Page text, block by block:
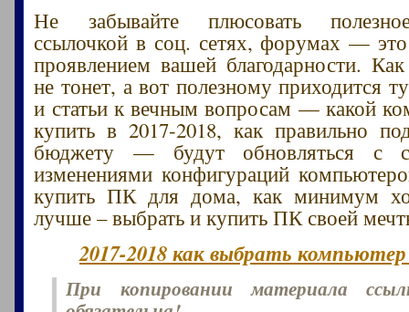
Не забывайте плюсовать
ссылочкой в соц. сетях, форумах —
проявлением вашей благодарности.
не тонет, а вот полезному приходится
и статьи к вечным вопросам — какой
купить в 2017-2018, как правильно
бюджету — будут обновляться с
изменениями конфигураций
купить ПК для дома, как минимум
лучше – выбрать и купить ПК своей
2017-2018 как выбрать
При копировании материала